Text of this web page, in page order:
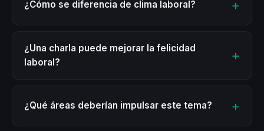
¿Cómo se diferencia de clima laboral?
¿Una charla puede mejorar la felicidad
laboral?
¿Qué áreas deberían impulsar este tema?